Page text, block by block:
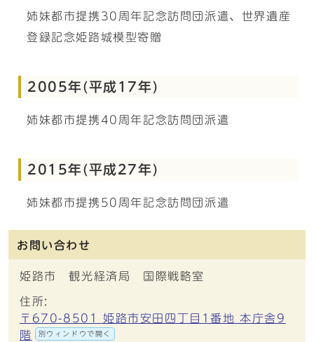
姉妹都市提携30周年記念訪問団派遣、世界遺産
登録記念姫路城模型寄贈
2005年(平成17年)
姉妹都市提携40周年記念訪問団派遣
2015年(平成27年)
姉妹都市提携50周年記念訪問団派遣
お問い合わせ
姫路市 観光経済局 国際戦略室
住所:
〒670-8501 姫路市安田四丁目1番地 本庁舎9
階
別ウィンドウで開く